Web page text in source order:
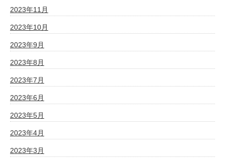
2023年11月
2023年10月
2023年9月
2023年8月
2023年7月
2023年6月
2023年5月
2023年4月
2023年3月